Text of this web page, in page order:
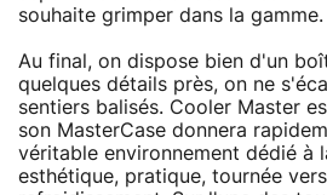
souhaite grimper dans la gamme.
Au final, on dispose bien d'un
quelques détails près, on ne
sentiers balisés. Cooler Master
son MasterCase donnera
véritable environnement dédié à
esthétique, pratique, tournée